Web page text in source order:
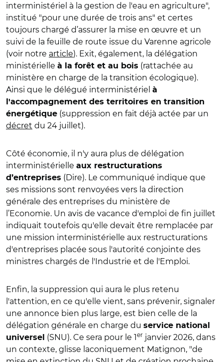
interministériel à la gestion de l'eau en agriculture",
institué "pour une durée de trois ans" et certes
toujours chargé d’assurer la mise en œuvre et un
suivi de la feuille de route issue du Varenne agricole
(voir notre article). Exit, également, la délégation
ministérielle à la forêt et au bois (rattachée au
ministère en charge de la transition écologique).
Ainsi que le délégué interministériel à
l'accompagnement des territoires en transition
énergétique (suppression en fait déjà actée par un
décret du 24 juillet).
Côté économie, il n'y aura plus de délégation
interministérielle aux restructurations
d’entreprises (Dire). Le communiqué indique que
ses missions sont renvoyées vers la direction
générale des entreprises du ministère de
l’Economie. Un avis de vacance d'emploi de fin juillet
indiquait toutefois qu'elle devait être remplacée par
une mission interministérielle aux restructurations
d'entreprises placée sous l'autorité conjointe des
ministres chargés de l'Industrie et de l'Emploi.
Enfin, la suppression qui aura le plus retenu
l'attention, en ce qu'elle vient, sans prévenir, signaler
une annonce bien plus large, est bien celle de la
délégation générale en charge du service national
universel
(SNU). Ce sera pour le 1er janvier 2026, dans
un contexte, glisse laconiquement Matignon, "de